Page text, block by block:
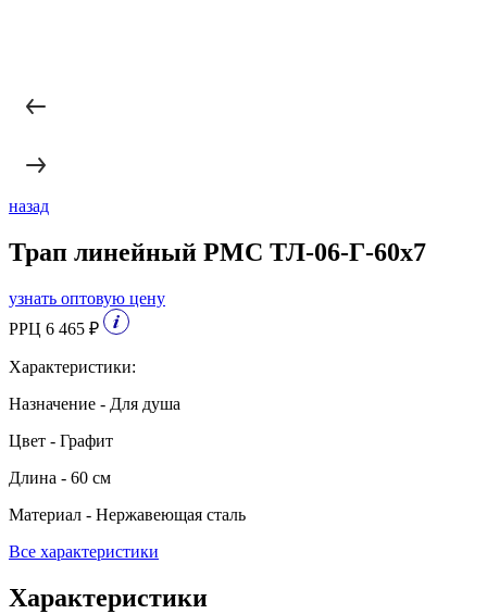
назад
Трап линейный РМС ТЛ-06-Г-60х7
узнать оптовую цену
РРЦ 6 465 ₽
Характеристики:
Назначение - Для душа
Цвет - Графит
Длина - 60 см
Материал - Нержавеющая сталь
Все характеристики
Характеристики